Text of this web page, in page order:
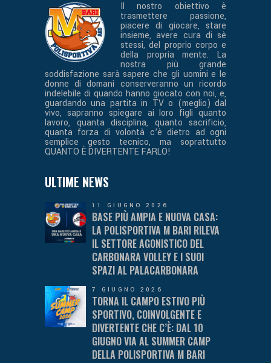
Il nostro obiettivo è
trasmettere passione,
piacere di giocare, stare
insieme, avere cura di sè
stessi, del proprio corpo e
della propria mente. La
nostra più grande
soddisfazione sarà sapere che gli uomini e le
donne di domani conserveranno un ricordo
indelebile di quando hanno giocato con noi, e,
guardando una partita in TV o (meglio) dal
vivo, sapranno spiegare ai loro figli quanto
lavoro, quanta disciplina, quanto sacrificio,
quanta forza di volontà c’è dietro ad ogni
semplice gesto tecnico, ma soprattutto
QUANTO È DIVERTENTE FARLO!
ULTIME NEWS
11 GIUGNO 2026
BASE PIÙ AMPIA E NUOVA CASA:
LA POLISPORTIVA M BARI RILEVA
IL SETTORE AGONISTICO DEL
CARBONARA VOLLEY E I SUOI
SPAZI AL PALACARBONARA
7 GIUGNO 2026
TORNA IL CAMPO ESTIVO PIÙ
SPORTIVO, COINVOLGENTE E
DIVERTENTE CHE C’È: DAL 10
GIUGNO VIA AL SUMMER CAMP
DELLA POLISPORTIVA M BARI